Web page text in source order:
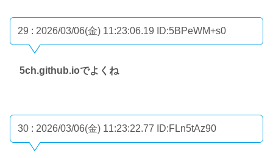
29 : 2026/03/06(金) 11:23:06.19 ID:5BPeWM+s0
5ch.github.ioでよくね
30 : 2026/03/06(金) 11:23:22.77 ID:FLn5tAz90